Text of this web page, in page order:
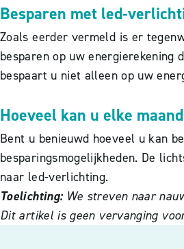
Besparen met led-
Zoals eerder vermeld is er
besparen op uw
bespaart u niet alleen op uw
Hoeveel kan u elke
Bent u benieuwd hoeveel u kan
besparingsmogelijkheden. De
naar led-verlichting.
Toelichting: We streven naar
Dit artikel is geen vervanging